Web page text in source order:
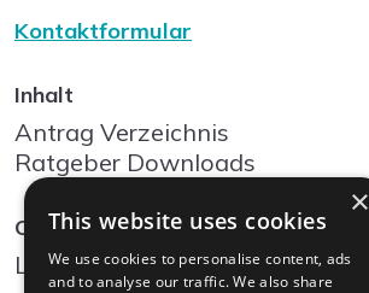
Kontaktformular
Inhalt
Antrag Verzeichnis
Ratgeber Downloads
Community
Log In
×
This website uses cookies
We use cookies to personalise content, ads
and to analyse our traffic. We also share